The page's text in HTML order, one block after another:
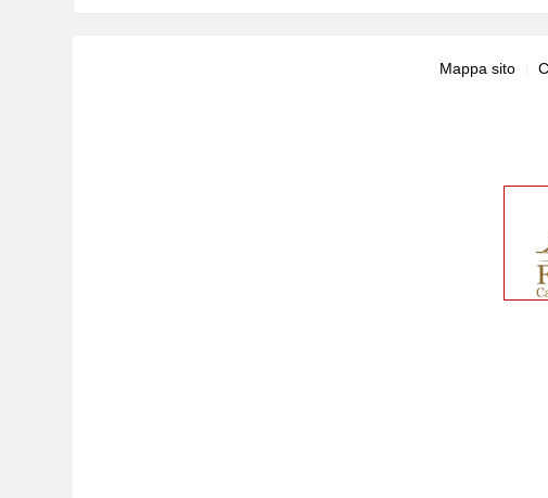
Mappa sito